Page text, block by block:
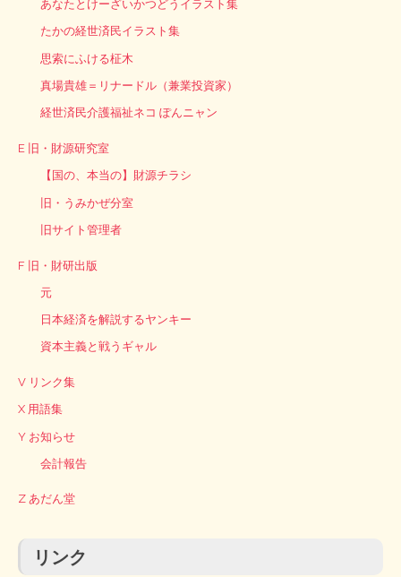
あなたとけーざいかつどうイラスト集
たかの経世済民イラスト集
思索にふける柾木
真場貴雄＝リナードル（兼業投資家）
経世済民介護福祉ネコ ぽんニャン
E 旧・財源研究室
【国の、本当の】財源チラシ
旧・うみかぜ分室
旧サイト管理者
F 旧・財研出版
元
日本経済を解説するヤンキー
資本主義と戦うギャル
V リンク集
X 用語集
Y お知らせ
会計報告
Z あだん堂
リンク